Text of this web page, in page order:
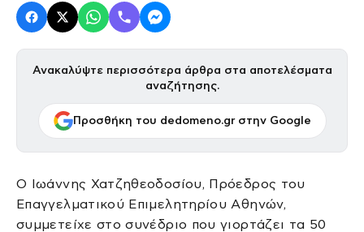
Ανακαλύψτε περισσότερα άρθρα στα αποτελέσματα
αναζήτησης.
Προσθήκη του dedomeno.gr στην Google
Ο Ιωάννης Χατζηθεοδοσίου, Πρόεδρος του
Επαγγελματικού Επιμελητηρίου Αθηνών,
συμμετείχε στο συνέδριο που γιορτάζει τα 50